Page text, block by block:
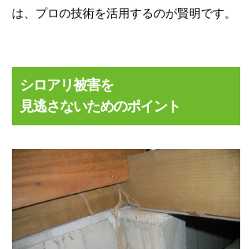
は、プロの技術を活用するのが賢明です。
シロアリ被害を
見逃さないためのポイント